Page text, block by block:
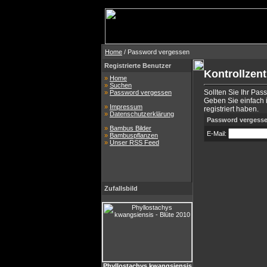
Home / Password vergessen
Registrierte Benutzer
» Home
» Suchen
» Password vergessen
» Impressum
» Datenschutzerklärung
» Bambus Bilder
» Bambuspflanzen
» Unser RSS Feed
Zufallsbild
Sollten Sie Ihr
Geben Sie einfach
registriert haben.
Password
E-Mail: